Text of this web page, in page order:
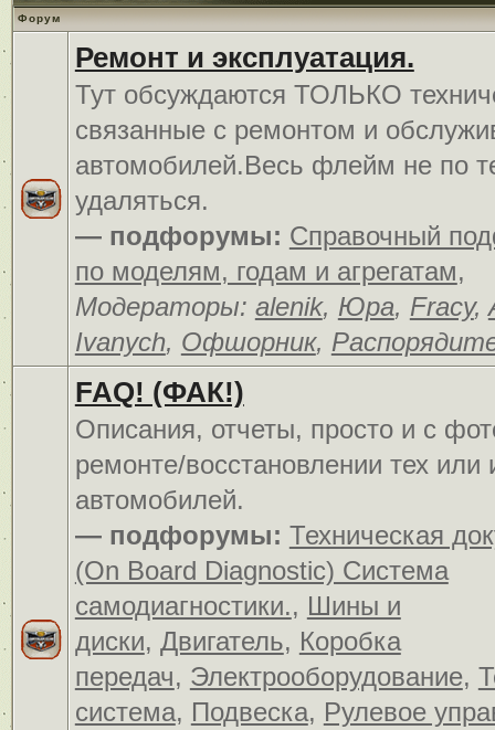
Форум
Ремонт и эксплуатация.
Тут обсуждаются ТОЛЬКО
связанные с ремонтом и
автомобилей.Весь флейм не по
удаляться.
— подфорумы: Справочный
по моделям, годам и агрегатам,
Модераторы: alenik, Юра, Fracy,
Ivanych, Офшорник,
FAQ! (ФАК!)
Описания, отчеты, просто и c
ремонте/восстановлении тех или
автомобилей.
— подфорумы: Техническая
(On Board Diagnostic) Система
самодиагностики., Шины и
диски, Двигатель, Коробка
передач, Электрооборудование,
система, Подвеска, Рулевое